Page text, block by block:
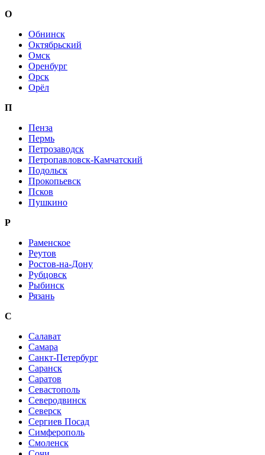
О
Обнинск
Октябрьский
Омск
Оренбург
Орск
Орёл
П
Пенза
Пермь
Петрозаводск
Петропавловск-Камчатский
Подольск
Прокопьевск
Псков
Пушкино
Р
Раменское
Реутов
Ростов-на-Дону
Рубцовск
Рыбинск
Рязань
С
Салават
Самара
Санкт-Петербург
Саранск
Саратов
Севастополь
Северодвинск
Северск
Сергиев Посад
Симферополь
Смоленск